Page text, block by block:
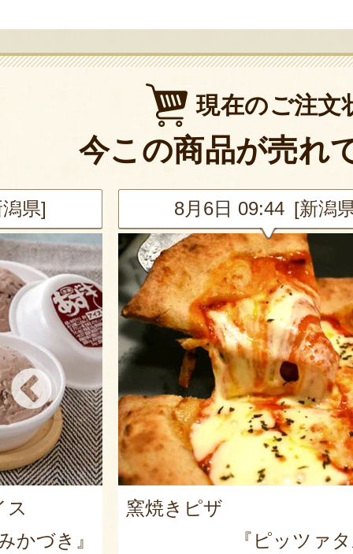
現在のご注文
今この商品が売れ
県]
ス
かづき』
8月6日 09:44 [新潟
窯焼きピザ
『ピッツァ